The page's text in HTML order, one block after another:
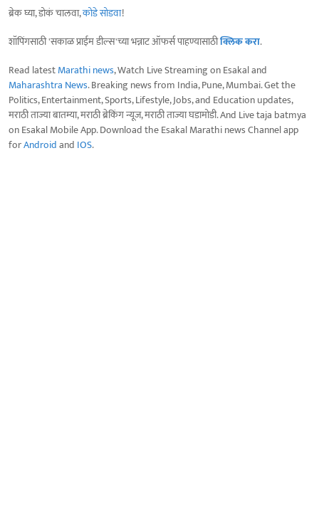
ब्रेक घ्या, डोकं चालवा,कोडे सोडवा!
शॉपिंगसाठी 'सकाळ प्राईम डील्स'च्या भन्नाट ऑफर्स पाहण्यासाठीक्लिक करा.
Read latestMarathi news, Watch Live Streaming on Esakal and
Maharashtra News. Breaking news from India, Pune, Mumbai. Get the
Politics, Entertainment, Sports, Lifestyle, Jobs, and Education updates,
मराठी ताज्या बातम्या, मराठी ब्रेकिंग न्यूज, मराठी ताज्या घडामोडी. And Live taja batmya
on Esakal Mobile App. Download the Esakal Marathi news Channel app
forAndroidand IOS.